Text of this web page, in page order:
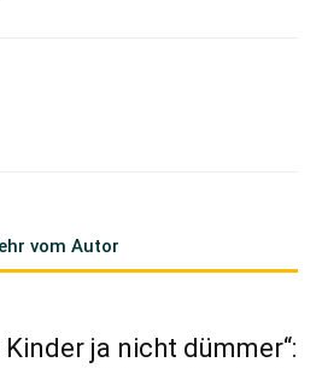
vom Autor
ja nicht dümmer“: